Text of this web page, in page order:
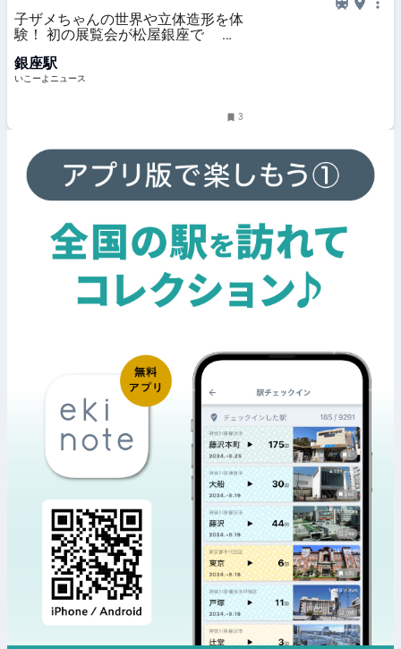
子ザメちゃんの世界や立体造形を体
験！ 初の展覧会が松屋銀座で 描
銀座駅
いこーよニュース
3